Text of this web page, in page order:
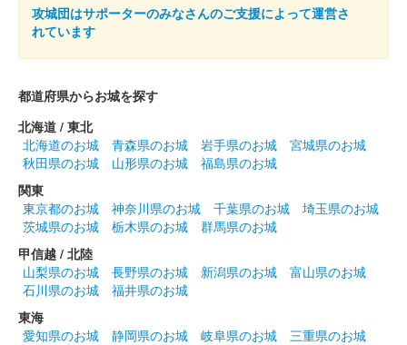
大阪・関西万博の開幕にあわせて販売された大阪・関西万博の公
式キャラクター「ミャクミャク」と姫路市の公式キャラクター
（日本語、英語）のセットで、……
姫路城 御城印
販売終了
姫路城 御城印 令和七年巳年 金色
販売終了
干支である蛇と姫路城の絵が描かれたデザインが裏表とも金色の
紙に印刷されている。
攻城団はサポーターのみなさんのご支援によって運営さ
れています
都道府県からお城を探す
北海道 / 東北
北海道のお城
青森県のお城 岩手県のお城
宮城県のお城
秋田県のお城
山形県のお城
福島県のお城
関東
東京都のお城
神奈川県のお城 千葉県のお城
埼玉県のお城
茨城県のお城
栃木県のお城
群馬県のお城
甲信越 / 北陸
山梨県のお城
長野県のお城 新潟県のお城
富山県のお城
石川県のお城
福井県のお城
東海
愛知県のお城
静岡県のお城 岐阜県のお城
三重県のお城